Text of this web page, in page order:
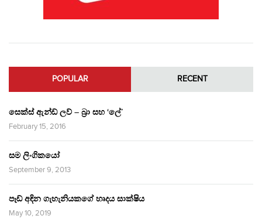
POPULAR RECENT
සෙක්ස් ඇන්ඩ් ලව් – බ්‍රා සහ ‘ලේ’
February 15, 2016
සම ලිංගිකයෝ
September 9, 2013
පෑඩ් අඳින ගැහැනියකගේ හෘදය සාක්ෂිය
May 10, 2019